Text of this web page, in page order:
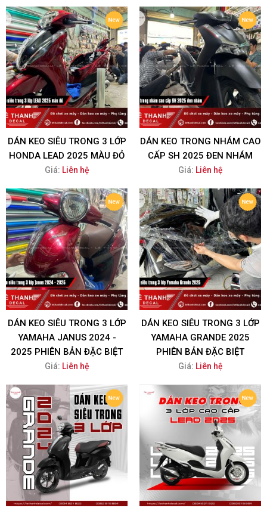
DÁN KEO SIÊU TRONG 3 LỚP
HONDA LEAD 2025 MÀU ĐỎ
Giá: Liên hệ
DÁN KEO TRONG NHÁM CAO
CẤP SH 2025 ĐEN NHÁM
Giá: Liên hệ
DÁN KEO SIÊU TRONG 3 LỚP
YAMAHA JANUS 2024 -
2025 PHIÊN BẢN ĐẶC BIỆT
Giá: Liên hệ
DÁN KEO SIÊU TRONG 3 LỚP
YAMAHA GRANDE 2025
PHIÊN BẢN ĐẶC BIỆT
Giá: Liên hệ